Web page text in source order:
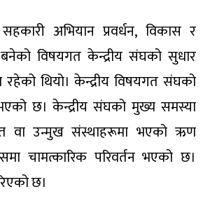
अभियान प्रवर्धन, विकास र
विषयगत केन्द्रीय संघको सुधार
रहेको थियो। केन्द्रीय विषयगत संघको
छ। केन्द्रीय संघको मुख्य समस्या
वा उन्मुख संस्थाहरूमा भएको ऋण
चामत्कारिक परिवर्तन भएको छ।
छ।